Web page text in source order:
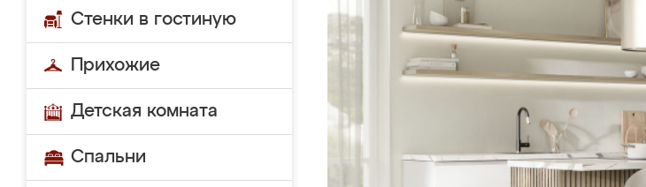
Стенки в гостиную
Прихожие
Детская комната
Спальни